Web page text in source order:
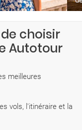
choisir
Autotour
meilleures
vols, l'itinéraire et la